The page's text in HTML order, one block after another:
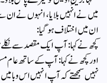
میں نے انہیں بلایا، انہوں نے ان
ان میں اختلاف ہو گیا:
کچھ نے کہا: آپ ایک مقصد سے
اور کچھ نے کہا: آپ کے ساتھ عام
نہیں سمجھتے کہ آپ انہیں اس وبا